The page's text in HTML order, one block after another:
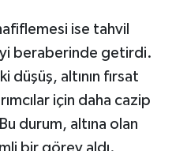
ise tahvil
beraberinde getirdi.
altının fırsat
için daha cazip
durum, altına olan